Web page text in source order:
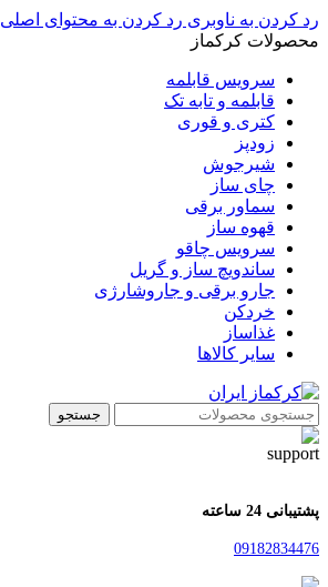
رد کردن به ناوبری رد کردن به محتوای اصلی
محصولات کرکماز
سرویس قابلمه
قابلمه و تابه تک
کتری و قوری
زودپز
شیرجوش
چای ساز
سماور برقی
قهوه ساز
سرویس چاقو
ساندویچ ساز و گریل
جارو برقی و جاروشارژی
خردکن
غذاساز
سایر کالاها
جستجو
پشتیبانی 24 ساعته
09182834476